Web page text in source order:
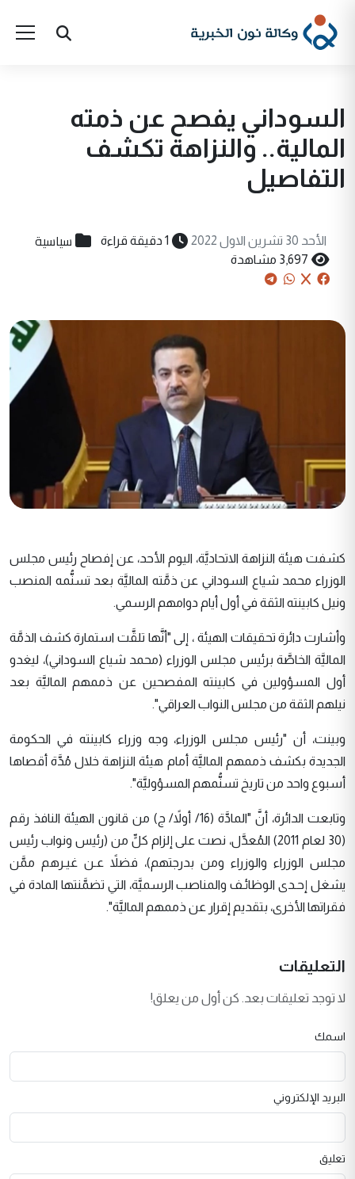
السوداني يفصح عن ذمته
المالية.. والنزاهة تكشف
التفاصيل
الأحد 30 تشرين الاول 2022 1 دقيقة قراءة سياسية
3,697 مشاهدة
كشفت هيئة النزاهة الاتحاديَّة، اليوم الأحد، عن إفصاح رئيس مجلس
الوزراء محمد شياع السوداني عن ذمَّته الماليَّة بعد تسنُّمه المنصب
ونيل كابينته الثقة في أول أيام دوامهم الرسمي.
وأشارت دائرة تحقيقات الهيئة ، إلى "أنَّها تلقَّت استمارة كشف الذمَّة
الماليَّة الخاصَّة برئيس مجلس الوزراء (محمد شياع السوداني)، ليغدو
أول المسؤولين في كابينته المفصحين عن ذممهم الماليَّة بعد
نيلهم الثقة من مجلس النواب العراقي".
وبينت، أن "رئيس مجلس الوزراء، وجه وزراء كابينته في الحكومة
الجديدة بكشف ذممهم الماليَّة أمام هيئة النزاهة خلال مُدَّة أقصاها
أسبوع واحد من تاريخ تسنُّمهم المسؤوليَّة".
وتابعت الدائرة، أنَّ "المادَّة (16/ أولاً/ ج) من قانون الهيئة النافذ رقم
(30 لعام 2011) المُعدَّل، نصت على إلزام كلٍّ من (رئيس ونواب رئيس
مجلس الوزراء والوزراء ومن بدرجتهم)، فضلاً عـن غيـرهم ممَّن
يشغل إحـدى الوظائـف والمناصب الرسميَّة، التي تضمَّنتها المادة في
فقراتها الأخرى، بتقديم إقرار عن ذممهم الماليَّة".
التعليقات
لا توجد تعليقات بعد. كن أول من يعلق!
اسمك
البريد الإلكتروني
تعليق